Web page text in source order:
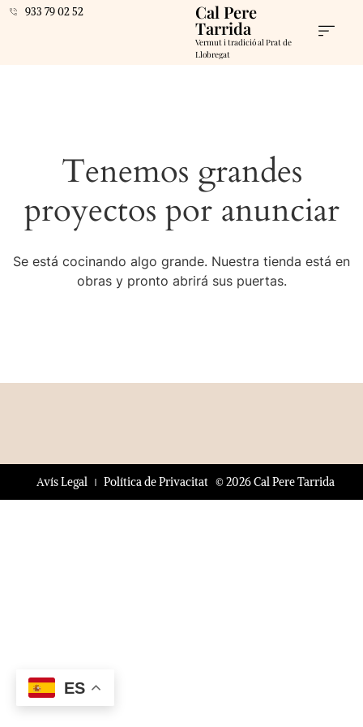
933 79 02 52 Cal Pere
Tarrida
Vermut i tradició al Prat de
Llobregat
Tenemos grandes
proyectos por anunciar
Se está cocinando algo grande. Nuestra tienda está en
obras y pronto abrirá sus puertas.
© 2026 Cal Pere Tarrida
Avís Legal Política de Privacitat
ES